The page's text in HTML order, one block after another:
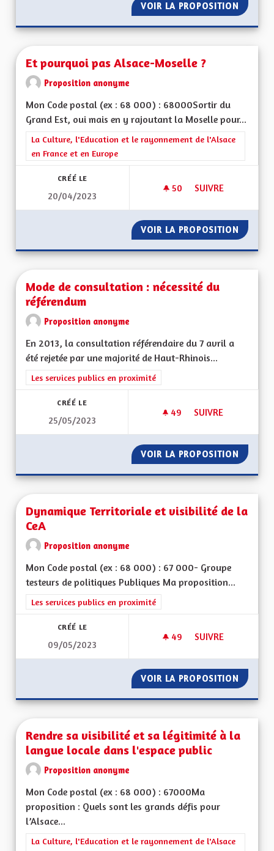
VOIR LA PROPOSITION
Et pourquoi pas Alsace-Moselle ?
Proposition anonyme
Mon Code postal (ex : 68 000) : 68000Sortir du
Grand Est, oui mais en y rajoutant la Moselle pour...
Filtrer les résultats de la catégorie : La Culture, l'Education et
La Culture, l'Education et le rayonnement de l'Alsace
en France et en Europe
CRÉÉ LE
20/04/2023
50 50 ABONNÉS
SUIVRE
VOIR LA PROPOSITION ET
Mode de consultation : nécessité du
référendum
Proposition anonyme
En 2013, la consultation référendaire du 7 avril a
été rejetée par une majorité de Haut-Rhinois...
Filtrer les résultats de la catégorie : Les services publics en
Les services publics en proximité
CRÉÉ LE
25/05/2023
49 49 ABONNÉS
SUIVRE
VOIR LA PROPOSITION MODE
Dynamique Territoriale et visibilité de la
CeA
Proposition anonyme
Mon Code postal (ex : 68 000) : 67 000- Groupe
testeurs de politiques Publiques Ma proposition...
Filtrer les résultats de la catégorie : Les services publics en
Les services publics en proximité
CRÉÉ LE
09/05/2023
49 49 ABONNÉS
SUIVRE
VOIR LA PROPOSITION
Rendre sa visibilité et sa légitimité à la
langue locale dans l'espace public
Proposition anonyme
Mon Code postal (ex : 68 000) : 67000Ma
proposition : Quels sont les grands défis pour
l’Alsace...
Filtrer les résultats de la catégorie : La Culture, l'Education et
La Culture, l'Education et le rayonnement de l'Alsace